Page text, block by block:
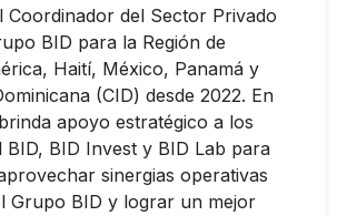
Coordinador del Sector Privado
BID para la Región de
Haití, México, Panamá y
(CID) desde 2022. En
apoyo estratégico a los
BID, BID Invest y BID Lab para
sinergias operativas
Grupo BID y lograr un mejor